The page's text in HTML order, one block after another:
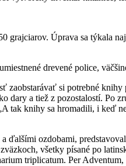
grajciarov. Úprava sa týkala
drevené police,
zaobstarávať si potrebné
dary a tiež z pozostalostí. Po
tak knihy sa hromadili, i keď
ozdobami,
všetky písané po
triplicatum. Per Adventum,